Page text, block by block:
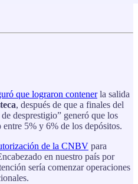
que lograron contenerla salida
, después de que a finales del
desprestigio” generó que los
5% y 6% de los depósitos.
de la CNBV para
en nuestro país por
sería comenzar operaciones